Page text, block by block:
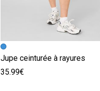
Image précédente
Image suivante
Jupe ceinturée à rayures
35.99€